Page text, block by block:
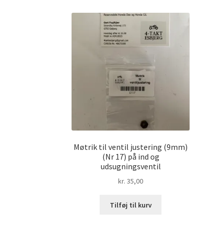
Møtrik til ventil justering (9mm)
(Nr 17) på ind og
udsugningsventil
kr. 35,00
Tilføj til kurv